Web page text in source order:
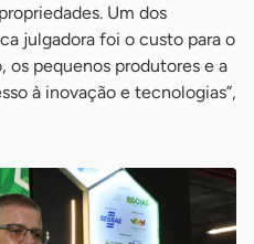
Um dos
julgadora foi o custo para o
os pequenos produtores e a
à inovação e tecnologias”,